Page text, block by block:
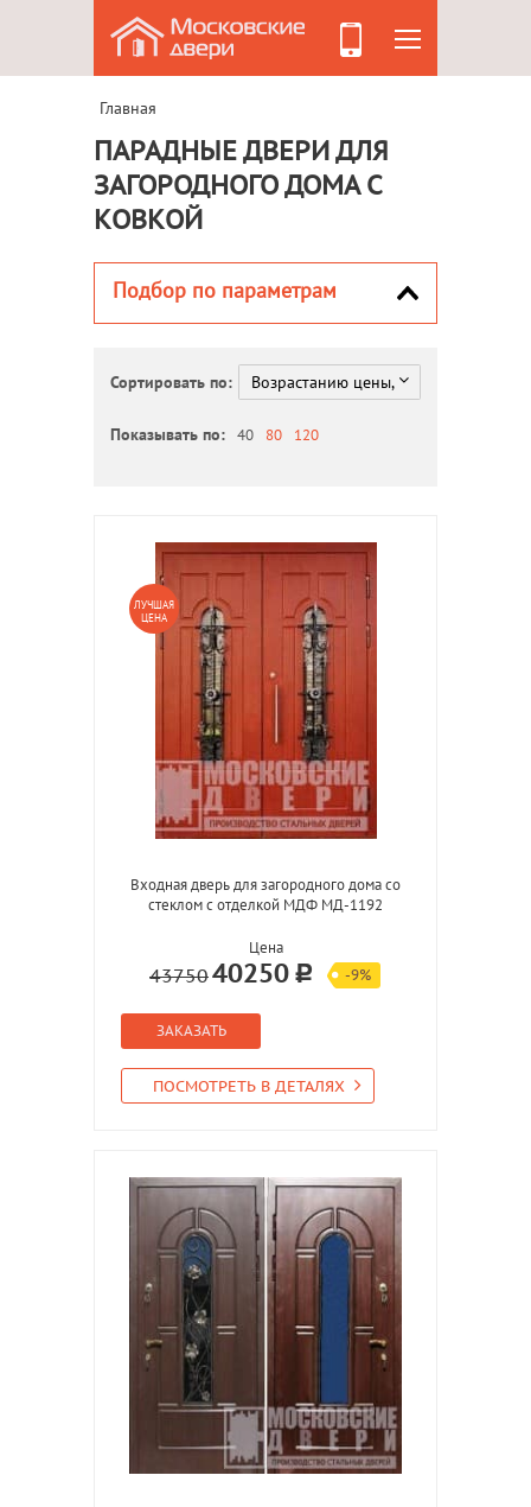
Главная
ПАРАДНЫЕ ДВЕРИ ДЛЯ
ЗАГОРОДНОГО ДОМА С
КОВКОЙ
Подбор по параметрам
Сортировать по:
Показывать по: 40 80 120
ЛУЧШАЯ
ЦЕНА
Входная дверь для загородного дома со
стеклом с отделкой МДФ МД-1192
Цена
4375040250 -9%
ЗАКАЗАТЬ
ПОСМОТРЕТЬ В ДЕТАЛЯХ